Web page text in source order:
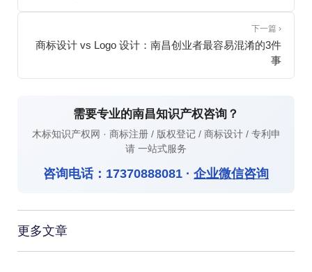
下一篇 ›
商标设计 vs Logo 设计：南昌创业者最容易混淆的3件
事
需要专业的南昌知识产权咨询？
木标知识产权网 · 商标注册 / 版权登记 / 商标设计 / 专利申
请 一站式服务
咨询电话： 17370888081 · 企业微信咨询
更多文章